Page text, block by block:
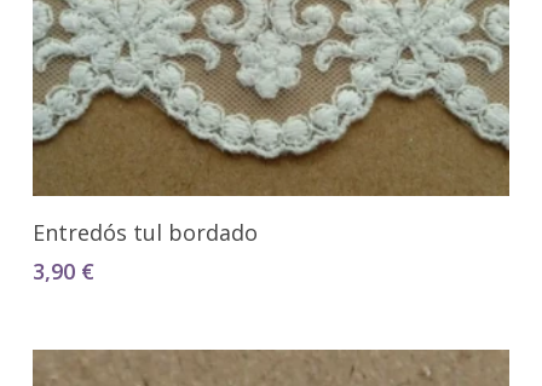
Seleccionar Opciones
Entredós tul bordado
3,90 €